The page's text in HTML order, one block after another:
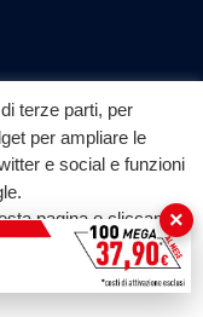
terze parti, per
per ampliare le
e social e funzioni
pagina o cliccando
all'uso dei cookie.
×